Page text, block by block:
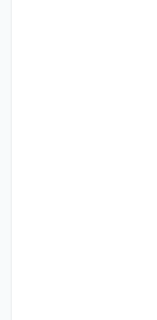
از فناوری‌های نوین
و نمک از منابع آبی ارائه
از جمله تأمین آب
و بهینه‌سازی شده‌اند.
استاندارد کیفی، ارائه
مطمئن برای تضمین
و مصرف‌کنندگان در
کلیدی در حفظ منابع آبی